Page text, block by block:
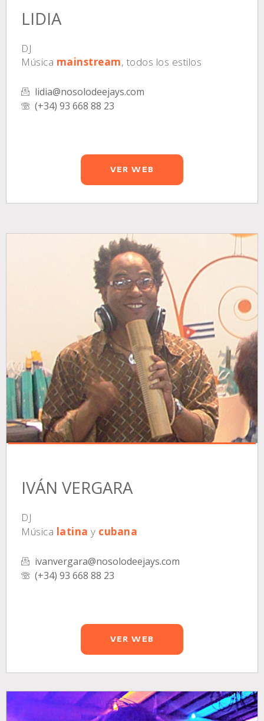
LIDIA
DJ
Música mainstream, todos los estilos
lidia@nosolodeejays.com
(+34) 93 668 88 23
VER WEB
IVÁN VERGARA
DJ
Música latina y cubana
ivanvergara@nosolodeejays.com
(+34) 93 668 88 23
VER WEB